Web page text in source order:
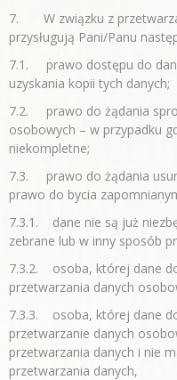
7. W związku z
przysługują Pani/Panu
7.1. prawo dostępu do
uzyskania kopii tych danych;
7.2. prawo do żądania
osobowych – w przypadku
niekompletne;
7.3. prawo do żądania
prawo do bycia
7.3.1. dane nie są już
zebrane lub w inny sposób
7.3.2. osoba, której dane
przetwarzania danych
7.3.3. osoba, której dane
przetwarzanie danych
przetwarzania danych i nie
przetwarzania danych,